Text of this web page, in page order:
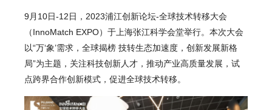
9月10日-12日，2023浦江创新论坛-全球技术转移大会
（InnoMatch EXPO）于上海张江科学会堂举行。本次大会
以“万‘象’需求，全球揭榜 技转生态加速度，创新发展新格
局”为主题，关注科技创新人才，推动产业高质量发展，试
点跨界合作创新模式，促进全球技术转移。